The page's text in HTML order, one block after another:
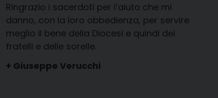
Ringrazio i sacerdoti per l’aiuto che mi
danno, con la loro obbedienza, per servire
meglio il bene della Diocesi e quindi dei
fratelli e delle sorelle.
+ Giuseppe Verucchi